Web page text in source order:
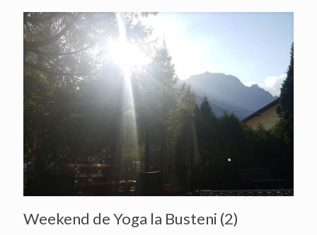
Weekend de Yoga la Busteni (2)